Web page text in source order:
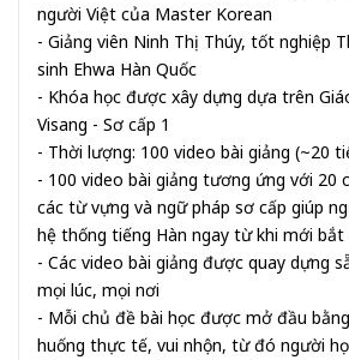
người Việt của Master Korean
- Giảng viên Ninh Thị Thúy, tốt nghiệp
sinh Ehwa Hàn Quốc
- Khóa học được xây dựng dựa trên
Visang - Sơ cấp 1
- Thời lượng: 100 video bài giảng (~20
- 100 video bài giảng tương ứng với 20
các từ vựng và ngữ pháp sơ cấp giúp
hệ thống tiếng Hàn ngay từ khi mới bắt
- Các video bài giảng được quay dựng
mọi lúc, mọi nơi
- Mỗi chủ đề bài học được mở đầu
huống thực tế, vui nhộn, từ đó người